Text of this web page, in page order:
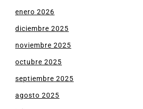
enero 2026
diciembre 2025
noviembre 2025
octubre 2025
septiembre 2025
agosto 2025